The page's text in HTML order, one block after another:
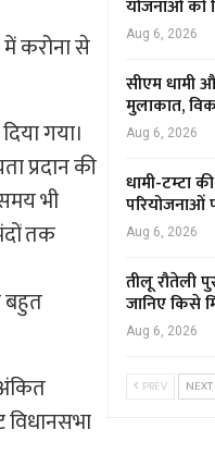
में करोना से
गया।
प्रदान की
भी
तक
बहुत
योजनाओं को
Aug 6, 2026
सीएम धामी
मुलाकात,
Aug 6, 2026
धामी-टम्टा
परियोजनाओं
Aug 6, 2026
तीलू रौतेली
जानिए किसे
Aug 6, 2026
PREV NEXT